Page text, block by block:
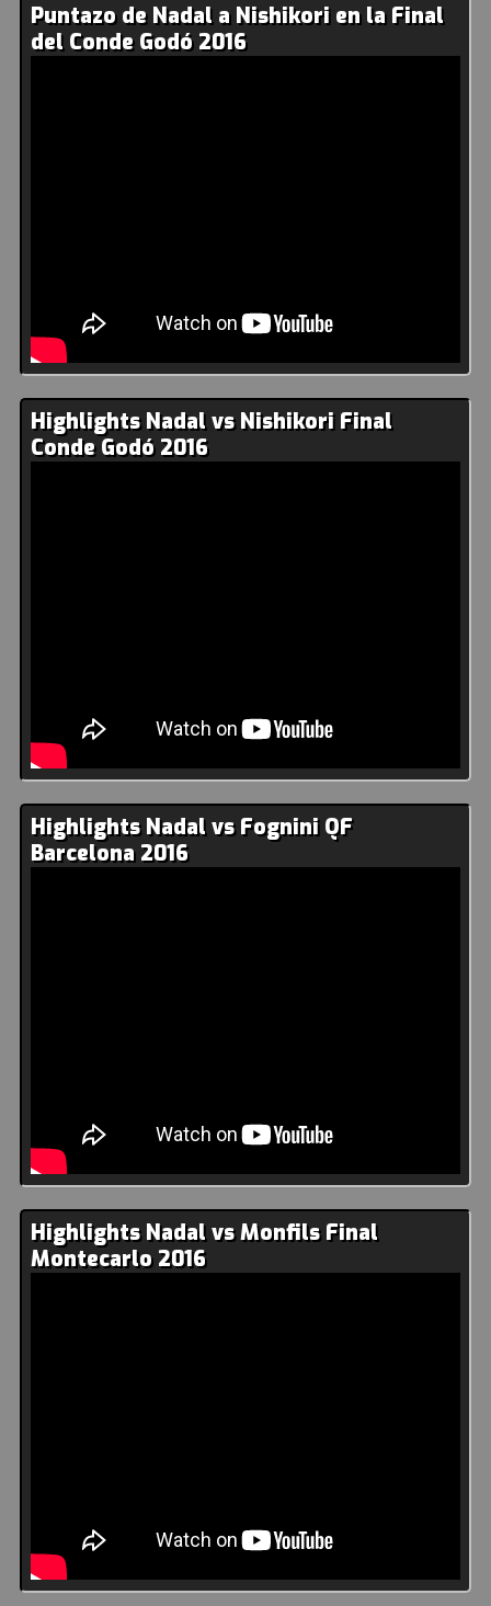
Puntazo de Nadal a Nishikori en la Final
del Conde Godó 2016
Highlights Nadal vs Nishikori Final
Conde Godó 2016
Highlights Nadal vs Fognini QF
Barcelona 2016
Highlights Nadal vs Monfils Final
Montecarlo 2016